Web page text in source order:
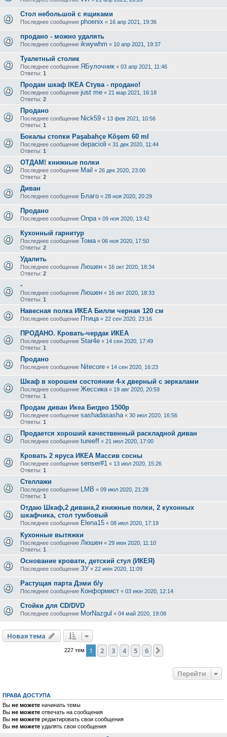
Стол небольшой с ящиками
Последнее сообщение phoenix « 16 апр 2021, 19:36
продано - можно удалять
Последнее сообщение ikwywhm « 10 апр 2021, 19:37
Туалетный столик
Последнее сообщение ЯБулочник « 03 апр 2021, 11:46
Ответы: 1
Продам шкаф IKEA Стува - продано!
Последнее сообщение just me « 21 мар 2021, 16:18
Ответы: 2
Продано
Последнее сообщение Nick59 « 13 фев 2021, 10:56
Ответы: 1
Бокалы стопки Paşabahçe Köşem 60 ml
Последнее сообщение depacioli « 31 дек 2020, 11:44
Ответы: 1
ОТДАМ! книжные полки
Последнее сообщение Mail « 26 дек 2020, 23:00
Ответы: 2
Диван
Последнее сообщение Благо « 28 ноя 2020, 20:29
Продано
Последнее сообщение Опра « 09 ноя 2020, 13:42
Кухонный гарнитур
Последнее сообщение Тома « 06 ноя 2020, 17:50
Ответы: 2
Удалить
Последнее сообщение Люшен « 16 окт 2020, 18:34
Ответы: 2
-
Последнее сообщение Люшен « 16 окт 2020, 18:33
Ответы: 1
Навесная полка ИКЕА Билли черная 120 см
Последнее сообщение Птица « 22 сен 2020, 23:16
ПРОДАНО. Кровать-чердак ИКЕА
Последнее сообщение Star4e « 14 сен 2020, 17:49
Ответы: 1
Продано
Последнее сообщение Nitecore « 14 сен 2020, 16:23
Шкаф в хорошем состоянии 4-х дверный с зеркалами
Последнее сообщение Жессика « 19 авг 2020, 20:59
Ответы: 1
Продам диван Икеа Бигдео 1500р
Последнее сообщение sashadasasha « 30 июл 2020, 16:56
Ответы: 1
Продается хороший качественный раскладной диван
Последнее сообщение tureeff « 21 июл 2020, 17:00
Кровать 2 яруса ИКЕА Массив сосны
Последнее сообщение senser#1 « 13 июл 2020, 15:26
Ответы: 1
Стеллажи
Последнее сообщение LMB « 09 июл 2020, 21:28
Ответы: 1
Отдаю Шкаф,2 дивана,2 книжные полки, 2 кухонных
шкафчика, стол тумбовый
Последнее сообщение Elena15 « 08 июл 2020, 17:19
Кухонные вытяжки
Последнее сообщение Люшен « 29 июн 2020, 11:10
Ответы: 1
Основание кровати, детский стул (ИКЕЯ)
Последнее сообщение ЗУ « 22 июн 2020, 11:09
Растущая парта Дэми б/у
Последнее сообщение Конформист « 03 июн 2020, 12:14
Стойки для CD/DVD
Последнее сообщение MorNazgul « 04 май 2020, 19:08
Новая тема
227 тем 1 2 3 4 5 6
Перейти
ПРАВА ДОСТУПА
Вы не можете начинать темы
Вы не можете отвечать на сообщения
Вы не можете редактировать свои сообщения
Вы не можете удалять свои сообщения